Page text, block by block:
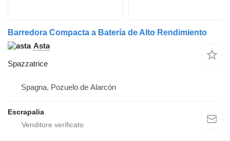
Barredora Compacta a Batería de Alto Rendimiento
Asta
Spazzatrice
Spagna, Pozuelo de Alarcón
Escrapalia